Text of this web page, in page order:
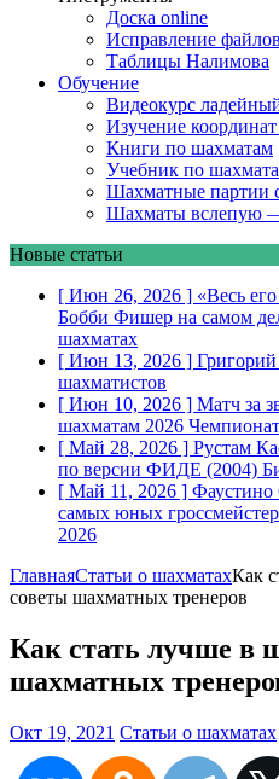
Доска online
Исправление
Таблицы Налимова
Обучение
Видеокурс
Изучение
Книги по шахматам
Учебник по
Шахматные партии
Шахматы вслепую
Новые статьи
[ Июн 26, 2026 ] «Весь
Бобби Фишер на самом
шахматах
[ Июн 13, 2026 ]
шахматистов
[ Июн 10, 2026 ] Матч за
шахматам 2026
[ Май 28, 2026 ] Рустам
по версии ФИДЕ (2004)
[ Май 11, 2026 ] Фаустино
самых юных
2026
ГлавнаяСтатьи о шахматахКак
советы шахматных тренеров
Как стать лучше в
шахматных
Окт 19, 2021 Статьи о шахматах